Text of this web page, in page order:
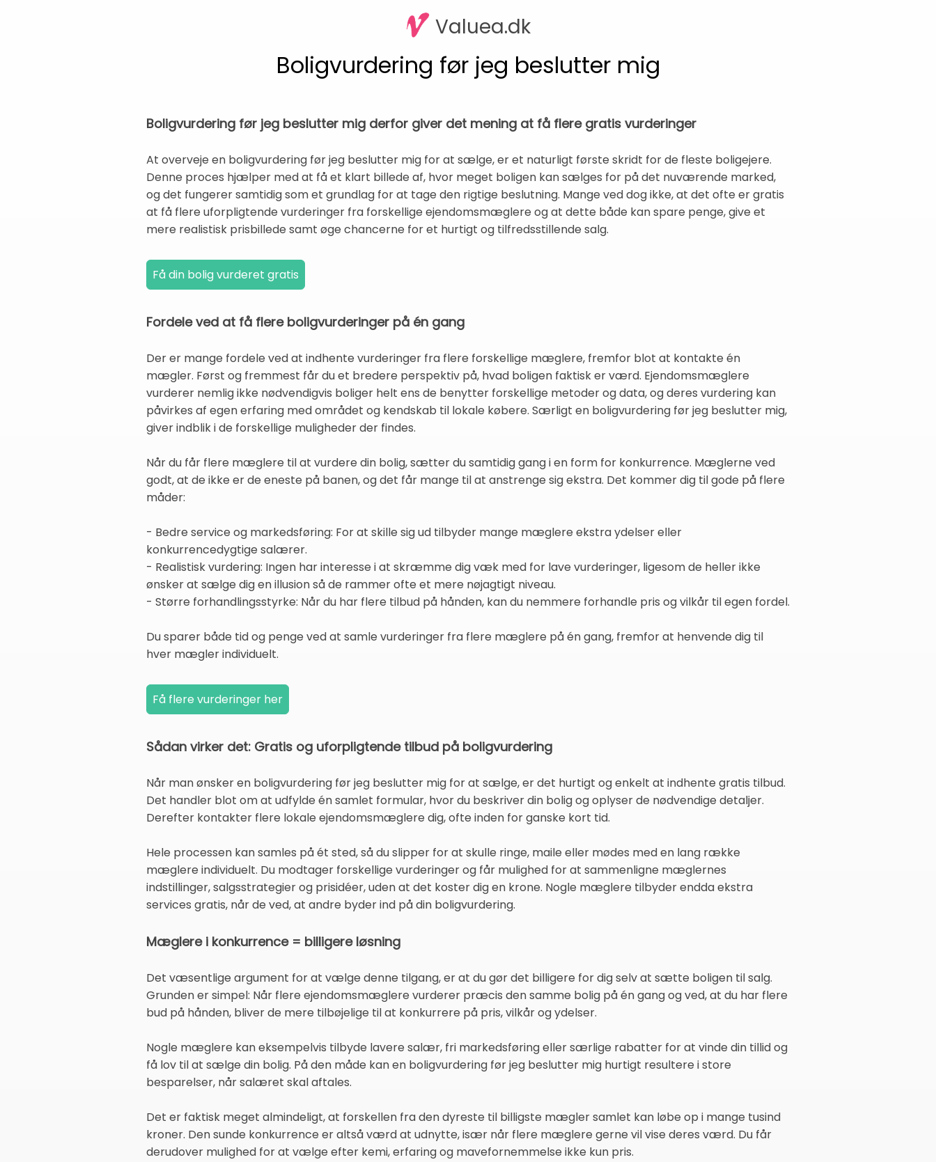
Valuea.dk
Boligvurdering før jeg beslutter mig
Boligvurdering før jeg beslutter mig derfor giver det mening at få flere gratis vurderinger
At overveje en boligvurdering før jeg beslutter mig for at sælge, er et naturligt første skridt for de fleste boligejere.
Denne proces hjælper med at få et klart billede af, hvor meget boligen kan sælges for på det nuværende marked,
og det fungerer samtidig som et grundlag for at tage den rigtige beslutning. Mange ved dog ikke, at det ofte er gratis
at få flere uforpligtende vurderinger fra forskellige ejendomsmæglere og at dette både kan spare penge, give et
mere realistisk prisbillede samt øge chancerne for et hurtigt og tilfredsstillende salg.
Fordele ved at få flere boligvurderinger på én gang
Der er mange fordele ved at indhente vurderinger fra flere forskellige mæglere, fremfor blot at kontakte én
mægler. Først og fremmest får du et bredere perspektiv på, hvad boligen faktisk er værd. Ejendomsmæglere
vurderer nemlig ikke nødvendigvis boliger helt ens de benytter forskellige metoder og data, og deres vurdering kan
påvirkes af egen erfaring med området og kendskab til lokale købere. Særligt en boligvurdering før jeg beslutter mig,
giver indblik i de forskellige muligheder der findes.
Når du får flere mæglere til at vurdere din bolig, sætter du samtidig gang i en form for konkurrence. Mæglerne ved
godt, at de ikke er de eneste på banen, og det får mange til at anstrenge sig ekstra. Det kommer dig til gode på flere
måder:
- Bedre service og markedsføring: For at skille sig ud tilbyder mange mæglere ekstra ydelser eller
konkurrencedygtige salærer.
- Realistisk vurdering: Ingen har interesse i at skræmme dig væk med for lave vurderinger, ligesom de heller ikke
ønsker at sælge dig en illusion så de rammer ofte et mere nøjagtigt niveau.
- Større forhandlingsstyrke: Når du har flere tilbud på hånden, kan du nemmere forhandle pris og vilkår til egen fordel.
Du sparer både tid og penge ved at samle vurderinger fra flere mæglere på én gang, fremfor at henvende dig til
hver mægler individuelt.
Sådan virker det: Gratis og uforpligtende tilbud på boligvurdering
Når man ønsker en boligvurdering før jeg beslutter mig for at sælge, er det hurtigt og enkelt at indhente gratis tilbud.
Det handler blot om at udfylde én samlet formular, hvor du beskriver din bolig og oplyser de nødvendige detaljer.
Derefter kontakter flere lokale ejendomsmæglere dig, ofte inden for ganske kort tid.
Hele processen kan samles på ét sted, så du slipper for at skulle ringe, maile eller mødes med en lang række
mæglere individuelt. Du modtager forskellige vurderinger og får mulighed for at sammenligne mæglernes
indstillinger, salgsstrategier og prisidéer, uden at det koster dig en krone. Nogle mæglere tilbyder endda ekstra
services gratis, når de ved, at andre byder ind på din boligvurdering.
Mæglere i konkurrence = billigere løsning
Det væsentlige argument for at vælge denne tilgang, er at du gør det billigere for dig selv at sætte boligen til salg.
Grunden er simpel: Når flere ejendomsmæglere vurderer præcis den samme bolig på én gang og ved, at du har flere
bud på hånden, bliver de mere tilbøjelige til at konkurrere på pris, vilkår og ydelser.
Nogle mæglere kan eksempelvis tilbyde lavere salær, fri markedsføring eller særlige rabatter for at vinde din tillid og
få lov til at sælge din bolig. På den måde kan en boligvurdering før jeg beslutter mig hurtigt resultere i store
besparelser, når salæret skal aftales.
Det er faktisk meget almindeligt, at forskellen fra den dyreste til billigste mægler samlet kan løbe op i mange tusind
kroner. Den sunde konkurrence er altså værd at udnytte, især når flere mæglere gerne vil vise deres værd. Du får
derudover mulighed for at vælge efter kemi, erfaring og mavefornemmelse ikke kun pris.